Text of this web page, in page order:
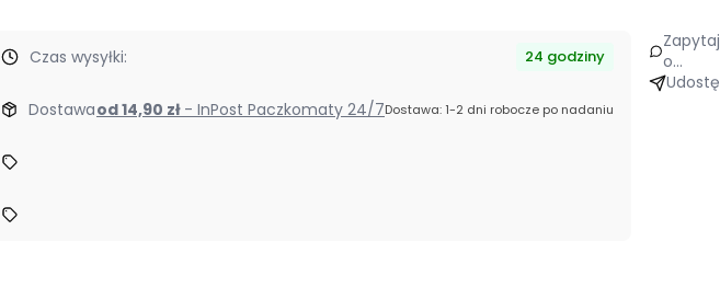
Czas wysyłki: 24 godziny
Dostawa od 14,90 zł - InPost Paczkomaty 24/7Dostawa: 1-2 dni robocze po nadaniu
Zapytaj
o